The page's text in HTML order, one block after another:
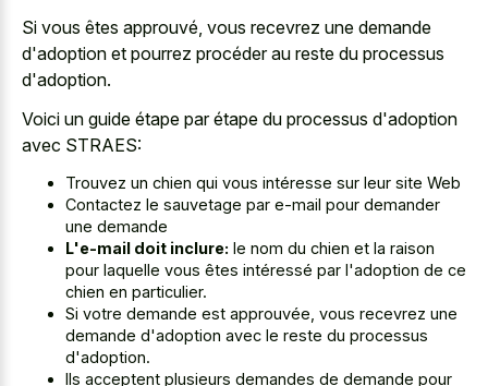
Si vous êtes approuvé, vous recevrez une demande
d'adoption et pourrez procéder au reste du processus
d'adoption.
Voici un guide étape par étape du processus d'adoption
avec STRAES:
Trouvez un chien qui vous intéresse sur leur site Web
Contactez le sauvetage par e-mail pour demander
une demande
L'e-mail doit inclure: le nom du chien et la raison
pour laquelle vous êtes intéressé par l'adoption de ce
chien en particulier.
Si votre demande est approuvée, vous recevrez une
demande d'adoption avec le reste du processus
d'adoption.
Ils acceptent plusieurs demandes de demande pour